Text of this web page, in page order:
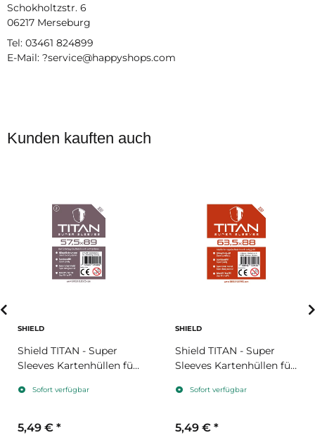
Schokholtzstr. 6
06217 Merseburg
Tel: 03461 824899
E-Mail: ?service@happyshops.com
Kunden kauften auch
SHIELD
Shield TITAN - Super
Sleeves Kartenhüllen für
mmSofort verfügbar
5,49 € *
SHIELD
Shield TITAN - Super
Sleeves Kartenhüllen für
mmSofort verfügbar
5,49 € *